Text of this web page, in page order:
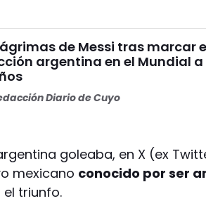
de Messi tras marcar
argentina en el Mundial
Diario de Cuyo
goleaba, en X (ex
mexicano conocido por ser
triunfo.